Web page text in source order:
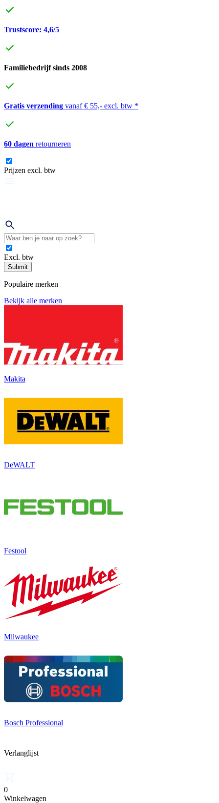
Trustscore: 4,6/5
Familiebedrijf sinds 2008
Gratis verzending vanaf € 55,- excl. btw *
60 dagen retourneren
Prijzen excl. btw
Excl. btw
Submit
Populaire merken
Bekijk alle merken
Makita
DeWALT
Festool
Milwaukee
Bosch Professional
Verlanglijst
0
Winkelwagen